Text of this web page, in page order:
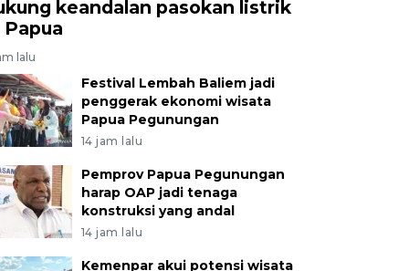
keandalan pasokan listrik
Papua
lalu
Festival Lembah Baliem jadi
penggerak ekonomi wisata
Papua Pegunungan
14 jam lalu
Pemprov Papua Pegunungan
harap OAP jadi tenaga
konstruksi yang andal
14 jam lalu
Kemenpar akui potensi wisata